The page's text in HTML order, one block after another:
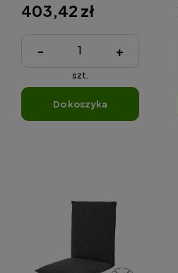
403,42 zł
- +
szt.
do koszyka